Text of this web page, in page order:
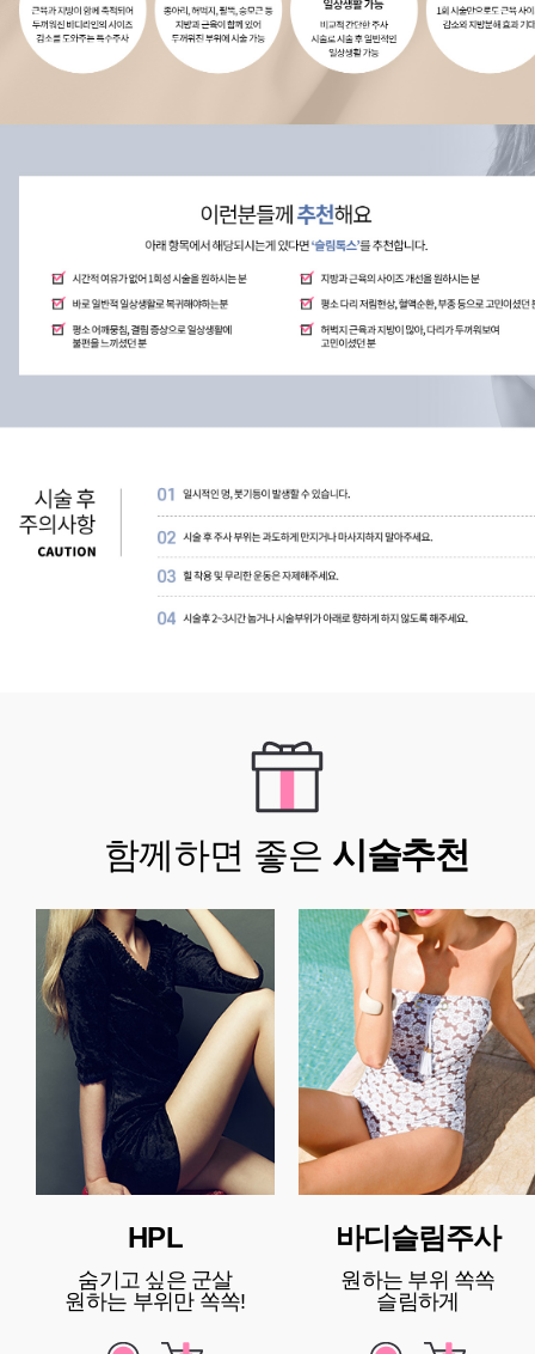
함께하면 좋은 시술추천
HPL
숨기고 싶은 군살
원하는 부위만 쏙쏙!
바디슬림주사
원하는 부위 쏙쏙
슬림하게